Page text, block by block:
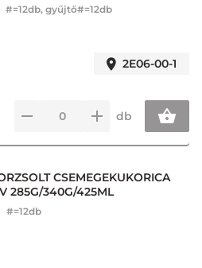
#=12db, gyűjtő#=12db
2E06-00-1
db
CSEMEGEKUKORICA
285G/340G/425ML
#=12db